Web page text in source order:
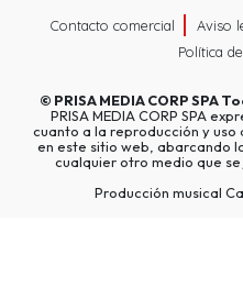
Contacto comercial Aviso
Política
© PRISA MEDIA CORP SPA
PRISA MEDIA CORP SPA
cuanto a la reproducción y
en este sitio web, abarcando
cualquier otro medio que
Producción musical